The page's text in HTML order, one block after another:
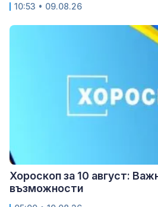
10:53 • 09.08.26
Хороскоп за 10 август:
възможности